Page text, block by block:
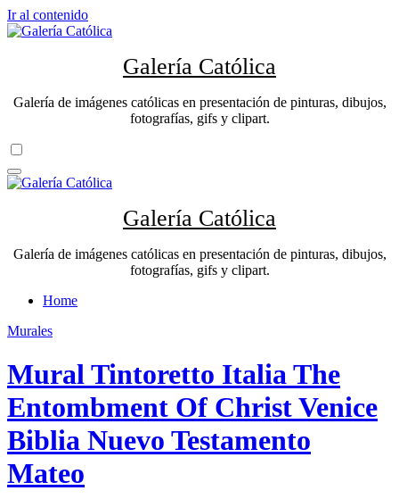
Ir al contenido
Galería Católica
Galería de imágenes católicas en presentación de pinturas, dibujos,
fotografías, gifs y clipart.
Galería Católica
Galería de imágenes católicas en presentación de pinturas, dibujos,
fotografías, gifs y clipart.
Home
Murales
Mural Tintoretto Italia The
Entombment Of Christ Venice
Biblia Nuevo Testamento
Mateo